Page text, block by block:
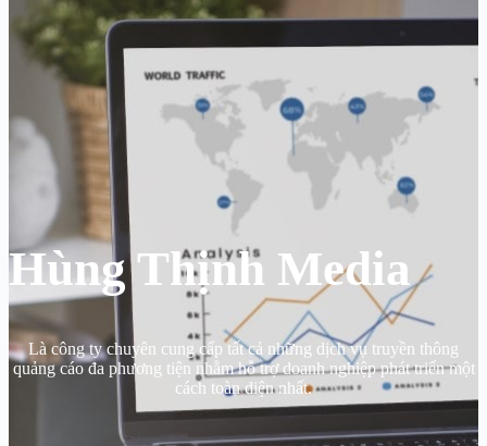
Hùng Thịnh Media
Là công ty chuyên cung cấp tất cả những dịch vụ truyền thông
quảng cáo đa phương tiện nhằm hỗ trợ doanh nghiệp phát triển một
cách toàn diện nhất.